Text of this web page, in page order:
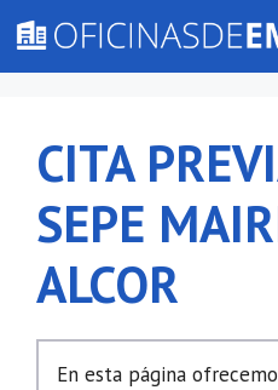
contenido
CITA
SEPE
ALCOR
En esta página